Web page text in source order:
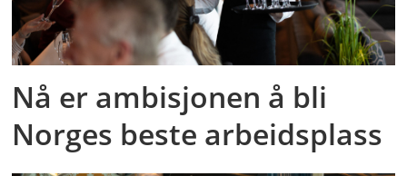
Nå er ambisjonen å bli
Norges beste arbeidsplass